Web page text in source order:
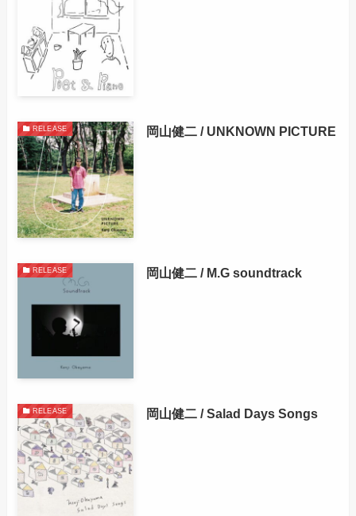
RELEASE 岡山健二 / UNKNOWN PICTURE
RELEASE 岡山健二 / M.G soundtrack
RELEASE 岡山健二 / Salad Days Songs